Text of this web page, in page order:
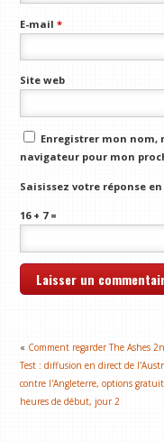
E-mail*
Site web
Enregistrer mon
navigateur pour mon
Saisissez votre réponse
16 + 7 =
« Comment regarder The Ashes
Test : diffusion en direct de
contre l'Angleterre, options
heures de début, jour 2